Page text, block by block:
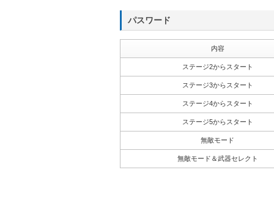
パスワード
内容
ステージ2からスタート
ステージ3からスタート
ステージ4からスタート
ステージ5からスタート
無敵モード
無敵モード＆武器セレクト